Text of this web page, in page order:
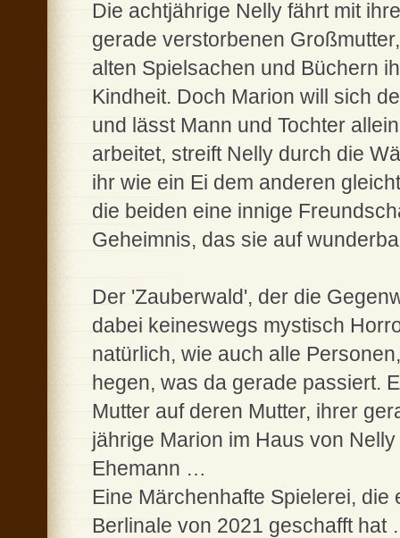
Die achtjährige Nelly fährt mit
gerade verstorbenen
alten Spielsachen und Büchern
Kindheit. Doch Marion will sich
und lässt Mann und Tochter
arbeitet, streift Nelly durch die
ihr wie ein Ei dem anderen
die beiden eine innige
Geheimnis, das sie auf
Der 'Zauberwald', der die
dabei keineswegs mystisch
natürlich, wie auch alle
hegen, was da gerade passiert.
Mutter auf deren Mutter, ihrer
jährige Marion im Haus von
Ehemann …
Eine Märchenhafte Spielerei,
Berlinale von 2021 geschafft hat